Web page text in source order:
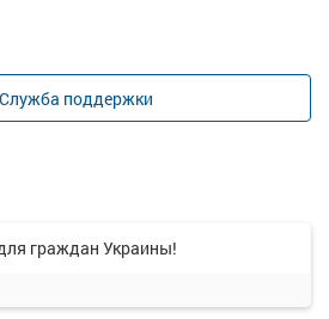
Служба поддержки
граждан Украины!